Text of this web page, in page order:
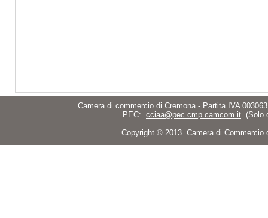
Camera di commercio di Cremona - Partita IVA
PEC: cciaa@pec.cmp.camcom.it (Solo
Copyright © 2013. Camera di